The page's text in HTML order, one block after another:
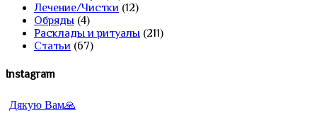
Лечение/Чистки (12)
Обряды (4)
Расклады и ритуалы (211)
Статьи (67)
Instagram
Дякую Вам🙏